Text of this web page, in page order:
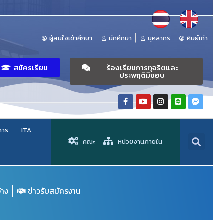
ผู้สนใจเข้าศึกษา นักศึกษา บุคลากร ศิษย์เก่า
สมัครเรียน ร้องเรียนการทุจริตและ
ประพฤติมิชอบ
ร ITA
คณะ หน่วยงานภายใน
ง ข่าวรับสมัครงาน